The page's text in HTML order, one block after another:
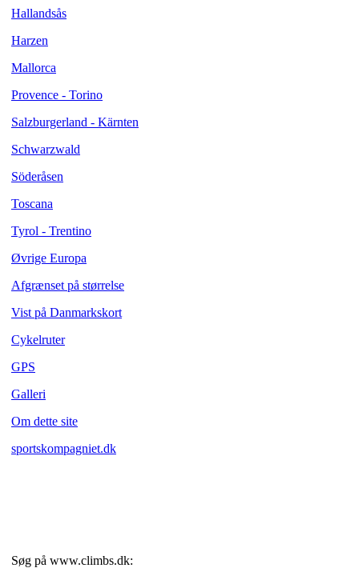
Hallandsås
Harzen
Mallorca
Provence - Torino
Salzburgerland - Kärnten
Schwarzwald
Söderåsen
Toscana
Tyrol - Trentino
Øvrige Europa
Afgrænset på størrelse
Vist på Danmarkskort
Cykelruter
GPS
Galleri
Om dette site
sportskompagniet.dk
Søg på www.climbs.dk: